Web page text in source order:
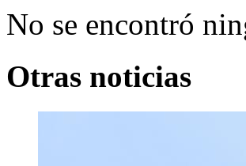
No se encontró
Otras noticias